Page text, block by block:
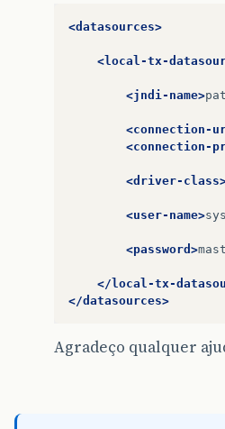
<datasources>
<local-tx-
<jndi-name>
<connection-
<connection-
<driver-
<user-name>
<password>
</local-tx-
</datasources>
Agradeço qualquer